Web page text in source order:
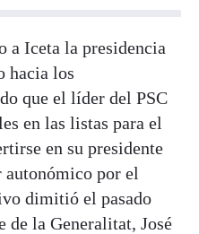
a Iceta la presidencia
hacia los
que el líder del PSC
en las listas para el
en su presidente
autonómico por el
dimitió el pasado
de la Generalitat, José